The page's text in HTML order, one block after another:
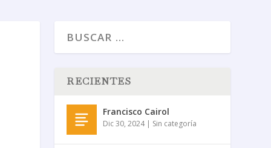
RECIENTES
Francisco Cairol
Dic 30, 2024| Sin categoría